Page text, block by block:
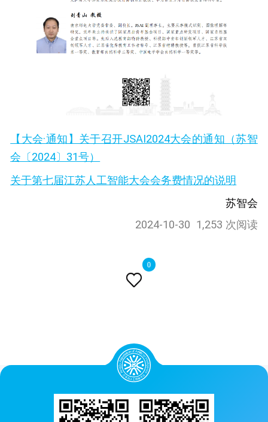

0
【大会·通知】关于召开JSAI2024大会的通知（苏智
会〔2024〕31号）
关于第七届江苏人工智能大会会务费情况的说明
苏智会
2024-10-30 1,253 次阅读